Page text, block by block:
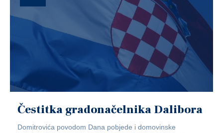
Čestitka gradonačelnika Dalibora
Domitrovića povodom Dana pobjede i domovinske